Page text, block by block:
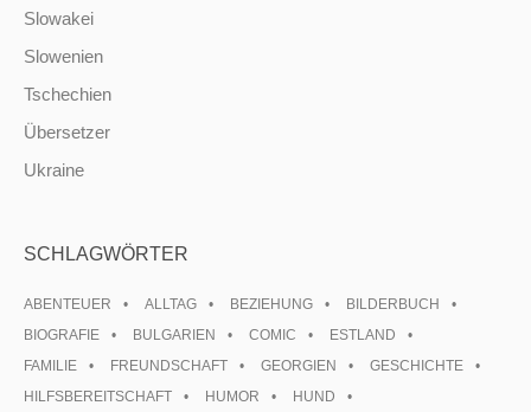
Slowakei
Slowenien
Tschechien
Übersetzer
Ukraine
SCHLAGWÖRTER
ABENTEUER ALLTAG BEZIEHUNG
BILDERBUCH
BIOGRAFIE
BULGARIEN COMIC
ESTLAND
FAMILIE
FREUNDSCHAFT GEORGIEN
GESCHICHTE
HILFSBEREITSCHAFT
HUMOR
HUND